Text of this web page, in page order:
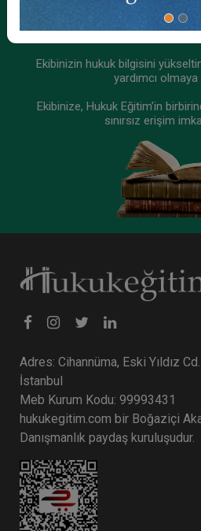
Sigorta Hukuku - IV. Ticaret
Sermaye Piyasası Hukuku -
360 TL
Kurumsal
Ekibinizin hukuk bilgisini
yardımcı olmaya
Ekibinize, Hukuk Eğitim’in
sınırsız erişim
Adres: Cihannüma, Eski Yıldız
İstanbul
Meb Kurum Kodu: 99993431
hukukegitim.com bir Boğaziçi
Danışmanlık paydaş kuruluşudur.